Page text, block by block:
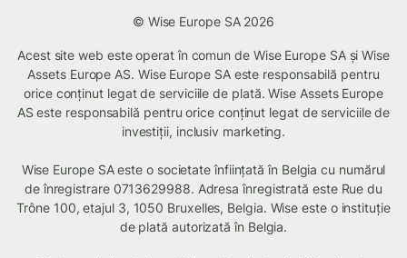
© Wise Europe SA 2026
Acest site web este operat în comun de Wise Europe SA și Wise
Assets Europe AS. Wise Europe SA este responsabilă pentru
orice conținut legat de serviciile de plată. Wise Assets Europe
AS este responsabilă pentru orice conținut legat de serviciile de
investiții, inclusiv marketing.
Wise Europe SA este o societate înființată în Belgia cu numărul
de înregistrare 0713629988. Adresa înregistrată este Rue du
Trône 100, etajul 3, 1050 Bruxelles, Belgia. Wise este o instituție
de plată autorizată în Belgia.